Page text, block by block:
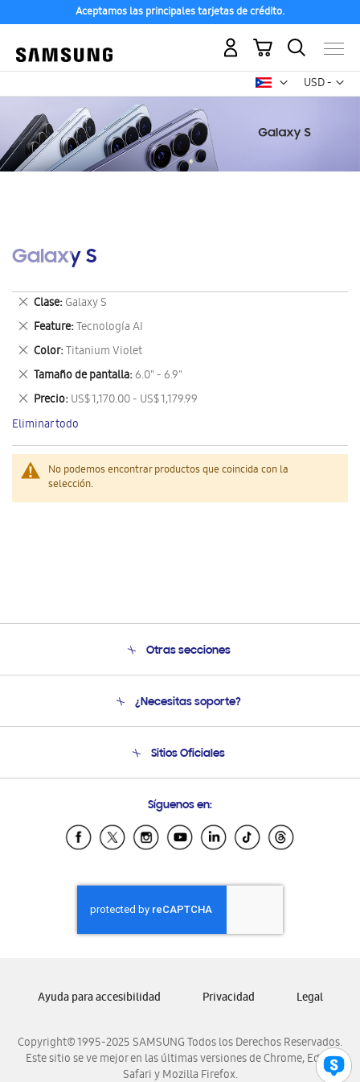
Aceptamos las principales tarjetas de crédito.
USD -
dólar
Mi carrito
Galaxy S
No podemos encontrar productos que coincida con la
selección.
Clase Galaxy S
Eliminar
este
artículo
Feature Tecnología AI
Eliminar
este
artículo
Color Titanium Violet
Eliminar
este
artículo
Tamaño de pantalla 6.0" - 6.9"
Eliminar
este
artículo
Precio US$ 1,170.00 - US$ 1,179.99
Eliminar
este
artículo
Eliminar todo
Otras secciones
Soporte
Condiciones de Compra
¿Necesitas soporte?
Soporte vía eMail
Sitios Oficiales
Samsung Ecuador
Samsung El Salvador
Samsung Honduras
Samsung Nicaragua
Samsung Panamá
Samsung Venezuela
Síguenos en:
Copyright© 1995-2025 SAMSUNG Todos los Derechos Reservados.
Este sitio se ve mejor en las últimas versiones de Chrome, Edge,
Safari y Mozilla Firefox.
Ayuda para accesibilidad Privacidad Legal